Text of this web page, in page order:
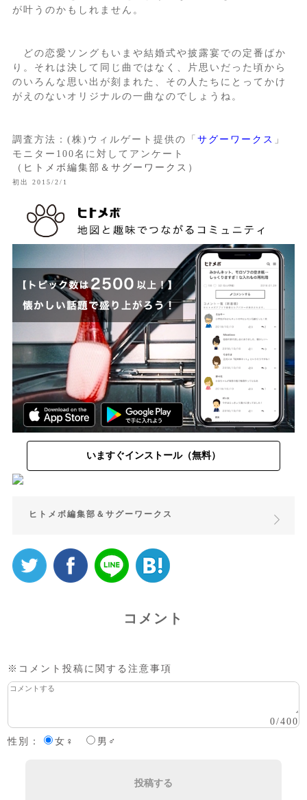
が叶うのかもしれません。
どの恋愛ソングもいまや結婚式や披露宴での定番ばか
り。それは決して同じ曲ではなく、片思いだった頃から
のいろんな思い出が刻まれた、その人たちにとってかけ
がえのないオリジナルの一曲なのでしょうね。
調査方法：(株)ウィルゲート提供の「 サグーワークス 」
モニター100名に対してアンケート
（ヒトメボ編集部＆サグーワークス）
初出 2015/2/1
いますぐインストール（無料）
ヒトメボ編集部＆サグーワークス
コメント
※コメント投稿に関する注意事項
0/400
性別：
女♀ 男♂
投稿する